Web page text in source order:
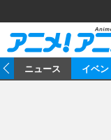
ニュース イベン